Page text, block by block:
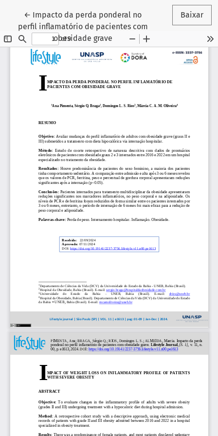
← Voltar aos Detalhes do Artigo
Impacto da perda ponderal no
perfil inflamatório de pacientes com
obesidade grave
Baixar